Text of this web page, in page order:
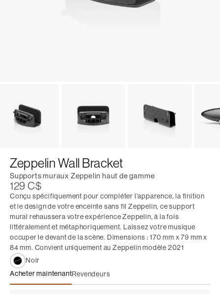
Zeppelin Wall Bracket
Supports muraux Zeppelin haut de gamme
129 C$
Conçu spécifiquement pour compléter l'apparence, la finition
et le design de votre enceinte sans fil Zeppelin, ce support
mural rehaussera votre expérience Zeppelin, à la fois
littéralement et métaphoriquement. Laissez votre musique
occuper le devant de la scène. Dimensions : 170 mm x 79 mm x
84 mm. Convient uniquement au Zeppelin modèle 2021
Noir
Acheter maintenant
Zeppelin Wall Bracket
Revendeurs